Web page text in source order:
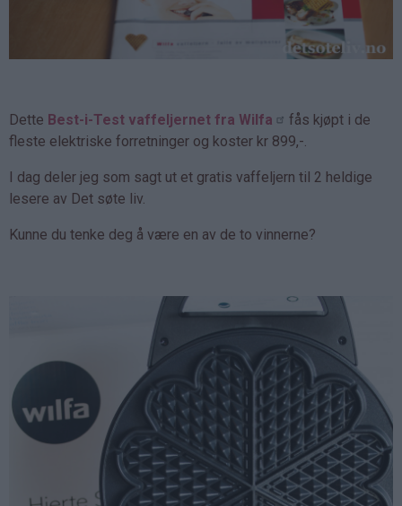
Dette Best-i-Test vaffeljernet fra Wilfa
fås kjøpt i de
fleste elektriske forretninger og koster kr 899,-.
I dag deler jeg som sagt ut et gratis vaffeljern til 2 heldige
lesere av Det søte liv.
Kunne du tenke deg å være en av de to vinnerne?